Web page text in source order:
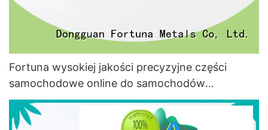
Fortuna wysokiej jakości precyzyjne części
samochodowe online do samochodów
elektrycznych